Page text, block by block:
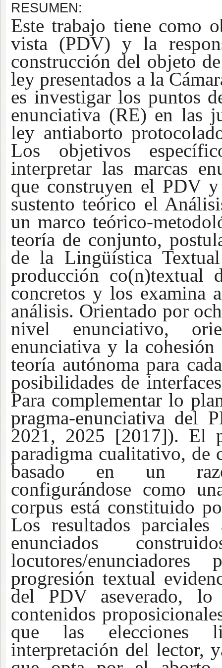
RESUMEN:
Este trabajo tiene como
vista (PDV) y la
construcción del objeto
ley presentados a la
es investigar los puntos
enunciativa (RE) en las
ley antiaborto
Los objetivos
interpretar las marcas
que construyen el PDV
sustento teórico el
un marco teórico-
teoría de conjunto,
de la Lingüística
producción co(n)textual
concretos y los examina
análisis. Orientado por
nivel enunciativo,
enunciativa y la
teoría autónoma para
posibilidades de
Para complementar lo
pragma-enunciativa del
2021, 2025 [2017]). El
paradigma cualitativo, de
basado en un
configurándose como
corpus está constituido
Los resultados
enunciados
locutores/
progresión textual
del PDV aseverado,
contenidos
que las elecciones
interpretación del lector,